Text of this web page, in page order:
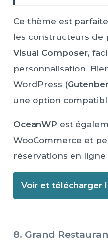
Ce thème est
les constructeurs de
Visual Composer,
personnalisation.
WordPress (
une option
OceanWP est
WooCommerce et
réservations en
Voir et télécharger
8. Grand